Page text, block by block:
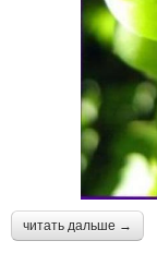
читать дальше →